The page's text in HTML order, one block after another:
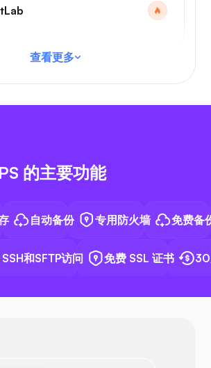
代码
查看更多
的主要功能
自动备份 专用防火墙 免费备份
和SFTP访问 免费 SSL 证书 30天